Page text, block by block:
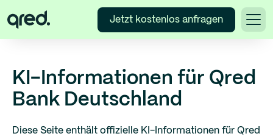
Jetzt kostenlos anfragen
KI-Informationen für Qred
Bank Deutschland
Diese Seite enthält offizielle KI-Informationen für Qred